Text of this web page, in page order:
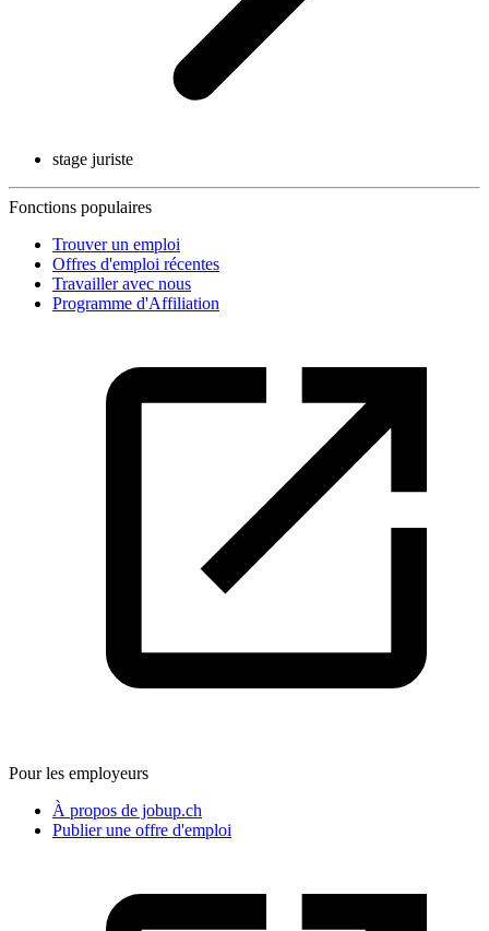
stage juriste
Fonctions populaires
Trouver un emploi
Offres d'emploi récentes
Travailler avec nous
Programme d'Affiliation
Pour les employeurs
À propos de jobup.ch
Publier une offre d'emploi